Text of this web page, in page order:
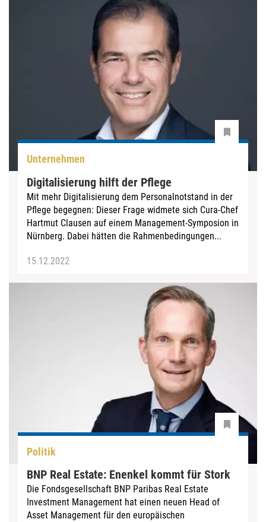
Unternehmen
Digitalisierung hilft der Pflege
Mit mehr Digitalisierung dem Personalnotstand in der
Pflege begegnen: Dieser Frage widmete sich Cura-Chef
Hartmut Clausen auf einem Management-Symposion in
Nürnberg. Dabei hätten die Rahmenbedingungen...
15.12.2022
Politik
BNP Real Estate: Enenkel kommt für Stork
Die Fondsgesellschaft BNP Paribas Real Estate
Investment Management hat einen neuen Head of
Asset Management für den europäischen